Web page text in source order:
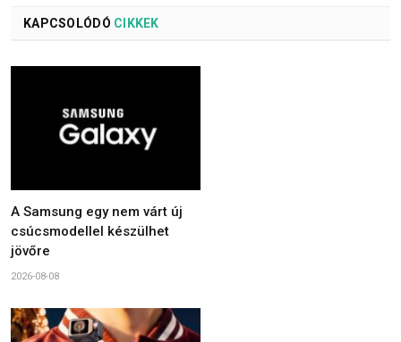
KAPCSOLÓDÓ CIKKEK
A Samsung egy nem várt új
csúcsmodellel készülhet
jövőre
2026-08-08